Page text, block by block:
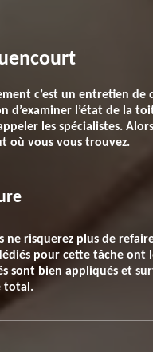
c’est un entretien de
l’état de la
les spécialistes.
où vous vous trouvez.
ne risquerez plus de
pour cette tâche
sont bien appliqués et
total.